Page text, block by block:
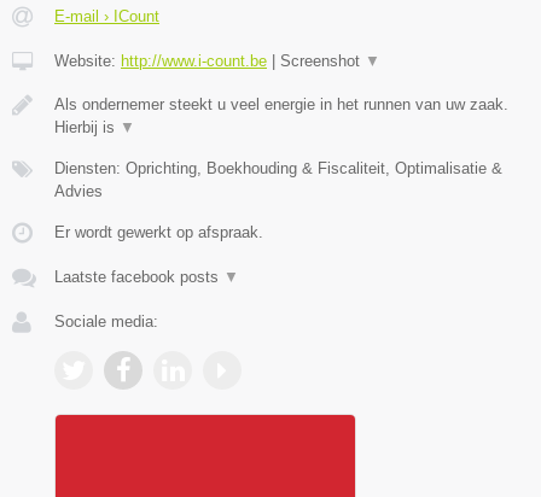
E-mail › ICount
Website: http://www.i-count.be Screenshot ▼
Als ondernemer steekt u veel energie in het runnen van uw zaak.
Hierbij is ▼
Diensten: Oprichting, Boekhouding & Fiscaliteit, Optimalisatie &
Advies
Er wordt gewerkt op afspraak.
Laatste facebook posts ▼
Sociale media: